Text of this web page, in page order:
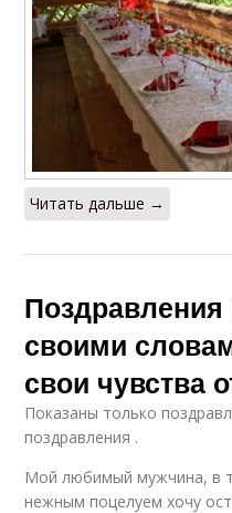
Читать дальше →
своими
свои чувства
Показаны только
поздравления .
Мой любимый мужчина, в
нежным поцелуем хочу